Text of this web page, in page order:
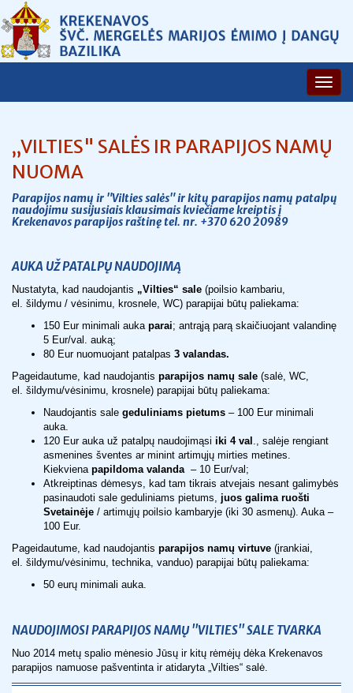
„VILTIES" SALĖS IR PARAPIJOS NAMŲ
NUOMA
Parapijos namų ir "Vilties salės" ir kitų parapijos namų patalpų
naudojimu susijusiais klausimais kviečiame kreiptis į
Krekenavos parapijos raštinę tel. nr. +370620 20989
AUKA UŽ PATALPŲ NAUDOJIMĄ
Nustatyta, kad naudojantis „Vilties“ sale (poilsio kambariu,
el. šildymu / vėsinimu, krosnele, WC) parapijai būtų paliekama:
150 Eur minimali auka parai; antrąją parą skaičiuojant valandinę
5 Eur/val. auką;
80 Eur nuomuojant patalpas 3 valandas.
Pageidautume, kad naudojantis parapijos namų sale (salė, WC,
el. šildymu/vėsinimu, krosnele) parapijai būtų paliekama:
Naudojantis sale geduliniams pietums – 100 Eur minimali
auka.
120 Eur auka už patalpų naudojimąsi iki 4 val ., salėje rengiant
asmenines šventes ar minint artimųjų mirties metines.
Kiekviena papildoma valanda – 10 Eur/val;
Atkreiptinas dėmesys, kad tam tikrais atvejais nesant galimybės
pasinaudoti sale geduliniams pietums, juos galima ruošti
Svetainėje / artimųjų poilsio kambaryje (iki 30 asmenų). Auka –
100 Eur.
Pageidautume, kad naudojantis parapijos namų virtuve (įrankiai,
el. šildymu/vėsinimu, technika, vanduo) parapijai būtų paliekama:
50 eurų minimali auka.
NAUDOJIMOSI PARAPIJOS NAMŲ "VILTIES" SALE TVARKA
Nuo 2014 metų spalio mėnesio Jūsų ir kitų rėmėjų dėka Krekenavos
parapijos namuose pašventinta ir atidaryta „Vilties“ salė.